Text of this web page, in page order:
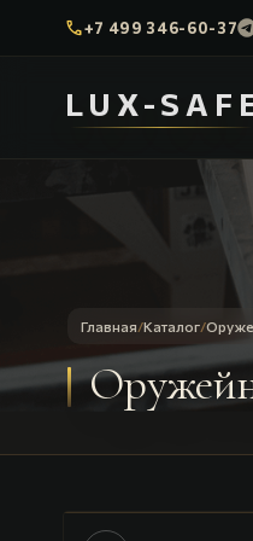
call+7 499 346-60-37
LUX-
Главная/Каталог/